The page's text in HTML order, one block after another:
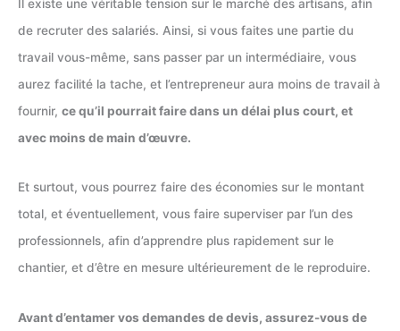
Il existe une véritable tension sur le marché des artisans, afin
de recruter des salariés. Ainsi, si vous faites une partie du
travail vous-même, sans passer par un intermédiaire, vous
aurez facilité la tache, et l’entrepreneur aura moins de travail à
fournir, ce qu’il pourrait faire dans un délai plus court, et
avec moins de main d’œuvre.
Et surtout, vous pourrez faire des économies sur le montant
total, et éventuellement, vous faire superviser par l’un des
professionnels, afin d’apprendre plus rapidement sur le
chantier, et d’être en mesure ultérieurement de le reproduire.
Avant d’entamer vos demandes de devis, assurez-vous de